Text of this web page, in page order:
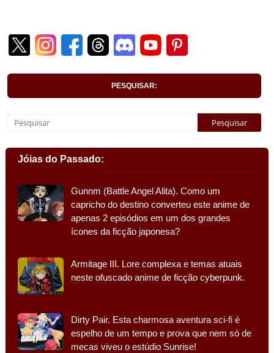
PESQUISAR:
Jóias do Passado:
Gunnm (Battle Angel Alita). Como um
capricho do destino converteu este anime de
apenas 2 episódios em um dos grandes
ícones da ficção japonesa?
Armitage III. Lore complexa e temas atuais
neste ofuscado anime de ficção cyberpunk.
Dirty Pair. Esta charmosa aventura sci-fi é
espelho de um tempo e prova que nem só de
mecas viveu o estúdio Sunrise!